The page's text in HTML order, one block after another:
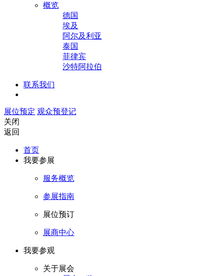
概览
德国
埃及
阿尔及利亚
泰国
菲律宾
沙特阿拉伯
联系我们
展位预定 观众预登记
关闭
返回
首页
我要参展
服务概览
参展指南
展位预订
展商中心
我要参观
关于展会